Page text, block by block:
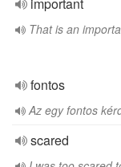
That is an
fontos
Az egy fontos
scared